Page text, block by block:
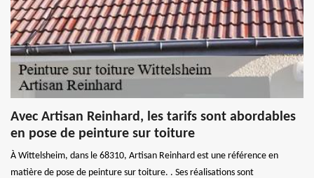
Avec Artisan Reinhard, les tarifs sont abordables
en pose de peinture sur toiture
À Wittelsheim, dans le 68310, Artisan Reinhard est une référence en
matière de pose de peinture sur toiture. . Ses réalisations sont